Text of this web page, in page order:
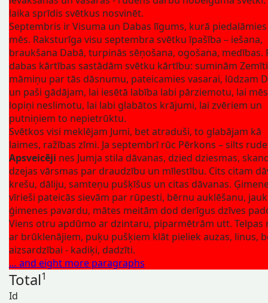
laika sprīdis svētkus nosvinēt.
Septembris ir Visuma un Dabas līgums, kurā
mēs. Raksturīga visu septembra svētku īpašība – iešana,
braukšana Dabā, turpinās sēņošana, ogošana, medības.
dabas kārtības sastādām svētku kārtību: suminām
māmiņu par tās dāsnumu, pateicamies vasarai, lūdzam
un paši gādājam, lai iesētā labība labi pārziemotu, lai
lopiņi neslimotu, lai labi glabātos krājumi, lai zvēriem un
putniņiem to nepietrūktu.
Svētkos visi meklējam Jumi, bet atraduši, to glabājam kā
laimes, ražības zīmi. Ja septembrī rūc Pērkons – silts
Apsveicēji nes Jumja stila dāvanas, dzied dziesmas,
dzejas vārsmas par draudzību un mīlestību. Cits citam
krešu, dāliju, samteņu pušķīšus un citas dāvanas.
vīrieši pateicās sievām par rūpesti, bērnu auklēšanu,
ģimenes pavardu, mātes meitām dod derīgus dzīves
Viens otru apdūmo ar dzintaru, piparmētrām utt. Telpas
ar brūklenājiem, puķu pušķiem klāt pieliek auzas, linus,
aizsardzībai - kadiķi, dadzīti.
… and eight more paragraphs
Total1
Id